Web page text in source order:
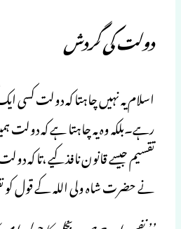
دولت کی گردش
اسلام یہ نہیں چاہتا کہ دولت کسی
رہے۔بلکہ وہ یہ چاہتا ہے کہ دولت
تقسیم جیسے قانون نافذ کیے ،تا کہ
نے حضرت شاہ ولی اللہ کے قول کو